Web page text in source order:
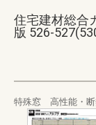
住宅建材総合
版 526-
特殊窓 高性能・